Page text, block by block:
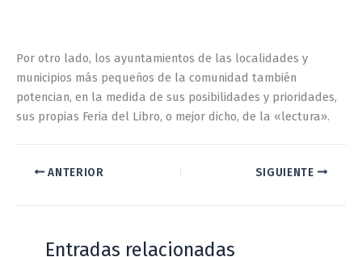
Por otro lado, los ayuntamientos de las localidades y
municipios más pequeños de la comunidad también
potencian, en la medida de sus posibilidades y prioridades,
sus propias Feria del Libro, o mejor dicho, de la «lectura».
ANTERIOR SIGUIENTE
Entradas relacionadas